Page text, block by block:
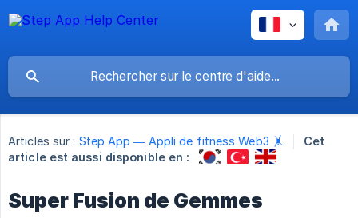
Articles sur : Step App — Appli de fitness Web3 🤸
Cet
article est aussi disponible en :
Super Fusion de Gemmes